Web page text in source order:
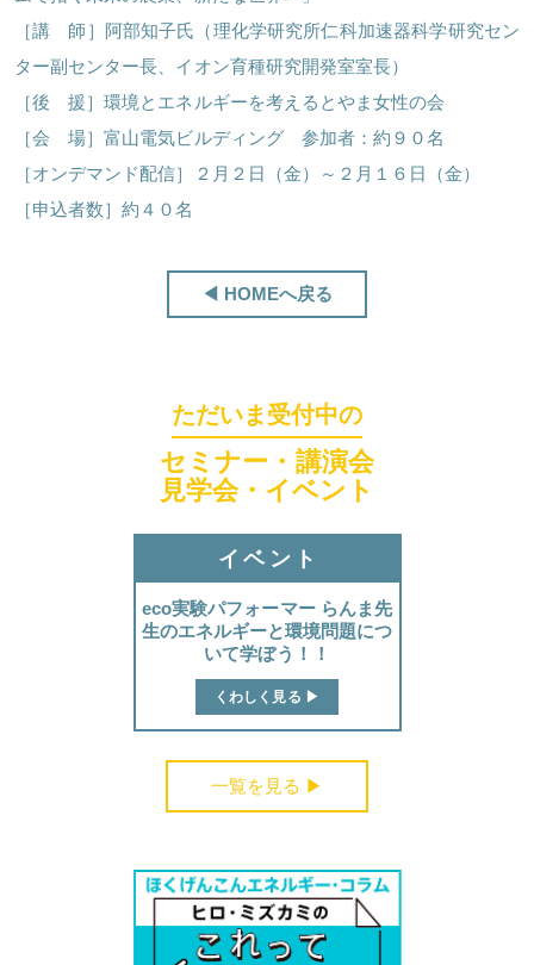
ほくげんこんカフェ
受付中のセミナー・講演会・見学会・イベント
［講 師］阿部知子氏（理化学研究所仁科加速器科学研究セン
ター副センター長、イオン育種研究開発室室長）
［後 援］環境とエネルギーを考えるとやま女性の会
［会 場］富山電気ビルディング 参加者：約９０名
［オンデマンド配信］２月２日（金）～２月１６日（金）
［申込者数］約４０名
◀ HOMEへ戻る
ただいま受付中の
セミナー・講演会
見学会・イベント
イベント
eco実験パフォーマー らんま先
生のエネルギーと環境問題につ
いて学ぼう！！
くわしく見る ▶︎
一覧を見る ▶︎